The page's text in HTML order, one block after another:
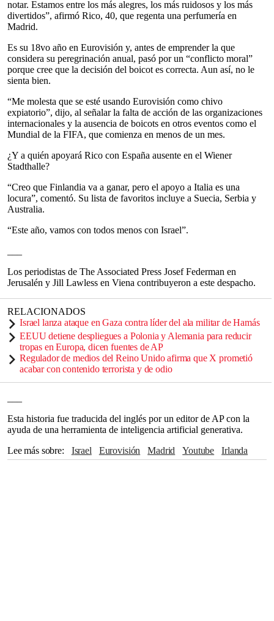
notar. Estamos entre los más alegres, los más ruidosos y los más
divertidos”, afirmó Rico, 40, que regenta una perfumería en
Madrid.
Es su 18vo año en Eurovisión y, antes de emprender la que
considera su peregrinación anual, pasó por un “conflicto moral”
porque cree que la decisión del boicot es correcta. Aun así, no le
sienta bien.
“Me molesta que se esté usando Eurovisión como chivo
expiatorio”, dijo, al señalar la falta de acción de las organizaciones
internacionales y la ausencia de boicots en otros eventos como el
Mundial de la FIFA, que comienza en menos de un mes.
¿Y a quién apoyará Rico con España ausente en el Wiener
Stadthalle?
“Creo que Finlandia va a ganar, pero el apoyo a Italia es una
locura”, comentó. Su lista de favoritos incluye a Suecia, Serbia y
Australia.
“Este año, vamos con todos menos con Israel”.
Los periodistas de The Associated Press Josef Federman en
Jerusalén y Jill Lawless en Viena contribuyeron a este despacho.
RELACIONADOS
Israel lanza ataque en Gaza contra líder del ala militar de Hamás
EEUU detiene despliegues a Polonia y Alemania para reducir
tropas en Europa, dicen fuentes de AP
Regulador de medios del Reino Unido afirma que X prometió
acabar con contenido terrorista y de odio
Esta historia fue traducida del inglés por un editor de AP con la
ayuda de una herramienta de inteligencia artificial generativa.
Lee más sobre
Israel Eurovisión Madrid Youtube
Irlanda